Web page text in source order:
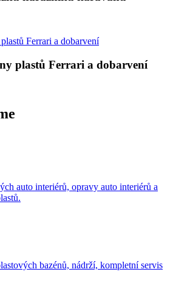
plastů Ferrari a dobarvení
auto interiérů, opravy auto interiérů a
bazénů, nádrží, kompletní servis